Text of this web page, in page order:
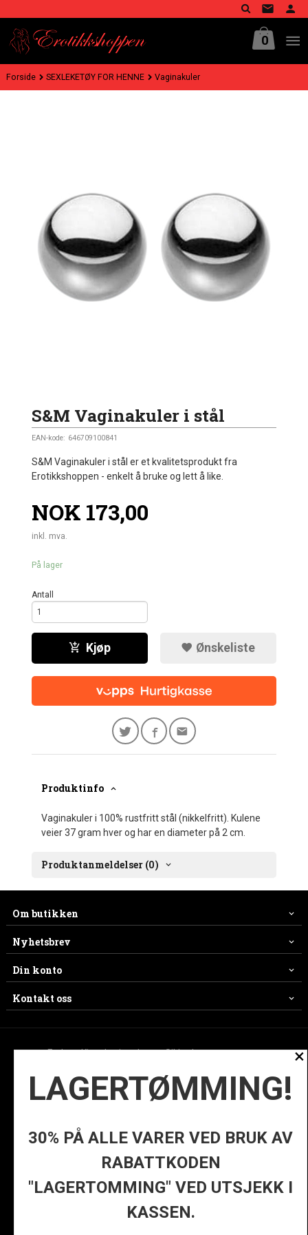
til
innholdet
0
Forside SEXLEKETØY FOR HENNE Vaginakuler
S&M Vaginakuler i stål
EAN-kode: 646709100841
S&M Vaginakuler i stål er et kvalitetsprodukt fra
Erotikkshoppen - enkelt å bruke og lett å like.
Pris
NOK 173,00
inkl. mva.
På lager
Antall
Kjøp Ønskeliste
Produktinfo
Vaginakuler i 100% rustfritt stål (nikkelfritt). Kulene
veier 37 gram hver og har en diameter på 2 cm.
Produktanmeldelser (0)
Om butikken
Nyhetsbrev
Din konto
Kontakt oss
Frakt Kjøpsbetingelser Sikkerhet og personvern
Nyhetsbrev Ofte stilte spørsmål
du får en bedre kjøpsopplevelse og
bruker cookies hovedsaklig til å
×
LAGERTØMMING!
30% PÅ ALLE VARER VED BRUK AV
RABATTKODEN
"LAGERTOMMING" VED UTSJEKK I
KASSEN.